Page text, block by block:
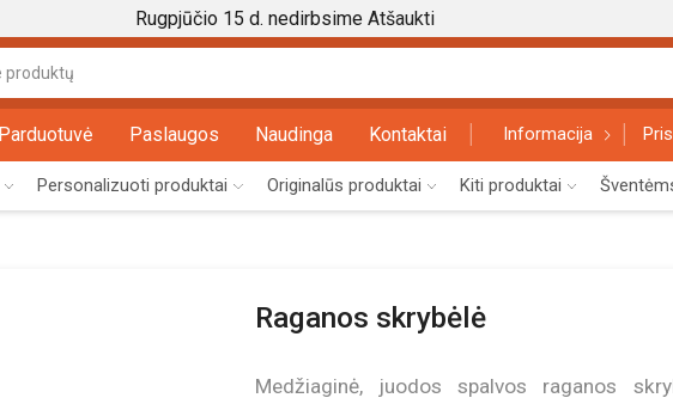
Rugpjūčio 15 d. nedirbsime Atšaukti
input
Parduotuvė Paslaugos Naudinga Kontaktai Informacija
Personalizuoti produktai Originalūs produktai Kiti produktai
Raganos skrybėlė
Medžiaginė, juodos spalvos raganos